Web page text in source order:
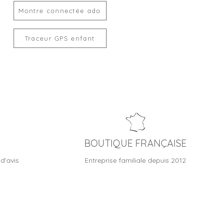
Montre connectée ado
Traceur GPS enfant
BOUTIQUE FRANÇAISE
Entreprise familiale depuis 2012